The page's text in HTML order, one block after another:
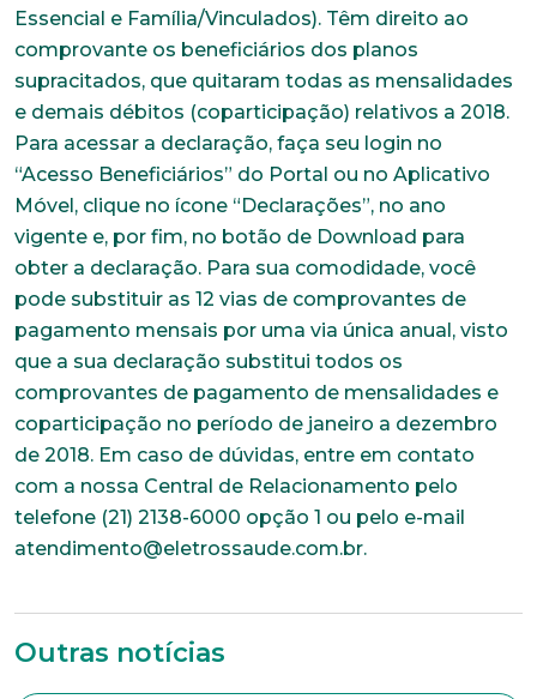
Essencial e Família/Vinculados). Têm direito ao
comprovante os beneficiários dos planos
supracitados, que quitaram todas as mensalidades
e demais débitos (coparticipação) relativos a 2018.
Para acessar a declaração, faça seu login no
“Acesso Beneficiários” do Portal ou no Aplicativo
Móvel, clique no ícone “Declarações”, no ano
vigente e, por fim, no botão de Download para
obter a declaração. Para sua comodidade, você
pode substituir as 12 vias de comprovantes de
pagamento mensais por uma via única anual, visto
que a sua declaração substitui todos os
comprovantes de pagamento de mensalidades e
coparticipação no período de janeiro a dezembro
de 2018. Em caso de dúvidas, entre em contato
com a nossa Central de Relacionamento pelo
telefone (21) 2138-6000 opção 1 ou pelo e-mail
atendimento@eletrossaude.com.br.
Outras notícias